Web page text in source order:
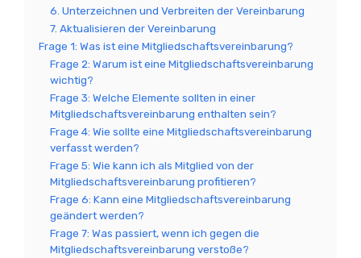
6. Unterzeichnen und Verbreiten der Vereinbarung
7. Aktualisieren der Vereinbarung
Frage 1: Was ist eine Mitgliedschaftsvereinbarung?
Frage 2: Warum ist eine Mitgliedschaftsvereinbarung
wichtig?
Frage 3: Welche Elemente sollten in einer
Mitgliedschaftsvereinbarung enthalten sein?
Frage 4: Wie sollte eine Mitgliedschaftsvereinbarung
verfasst werden?
Frage 5: Wie kann ich als Mitglied von der
Mitgliedschaftsvereinbarung profitieren?
Frage 6: Kann eine Mitgliedschaftsvereinbarung
geändert werden?
Frage 7: Was passiert, wenn ich gegen die
Mitgliedschaftsvereinbarung verstoße?